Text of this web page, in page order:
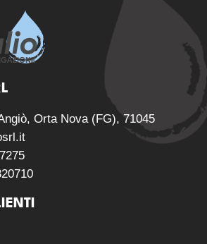
Orta Nova (FG), 71045